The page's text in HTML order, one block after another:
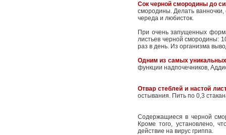
Сок черной смородины до
смородины. Делать ванночки,
череда и любисток.
При очень запущенных
листьев черной смородины:
раз в день. Из организма
Одним из самых
функции надпочечников,
Отвар стеблей и настой
остывания. Пить по 0,3
Содержащиеся в черной
Кроме того, установлено,
действие на вирус гриппа.